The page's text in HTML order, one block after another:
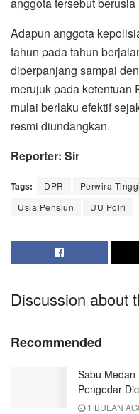
Adapun anggota
tahun pada tahun
diperpanjang sampai
merujuk pada ketentuan
mulai berlaku efektif
resmi diundangkan.
Reporter: Sir
Tags: DPR Perwira Tinggi
Usia Pensiun
UU Polri
Discussion about
Recommended
Sabu Medan
Pengedar
1 BULAN